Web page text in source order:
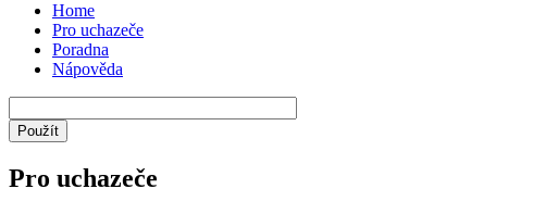
Home
Pro uchazeče
Poradna
Nápověda
Pro uchazeče